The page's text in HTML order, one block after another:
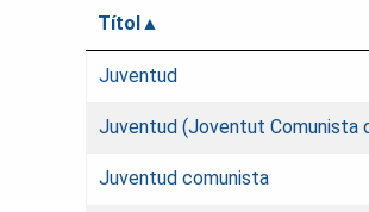
Títol
Juventud
Juventud (Joventut Comunista
Juventud comunista